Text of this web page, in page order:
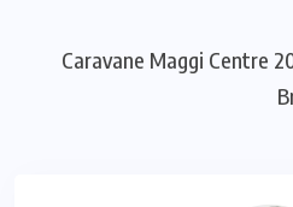
Caravane Maggi Centre